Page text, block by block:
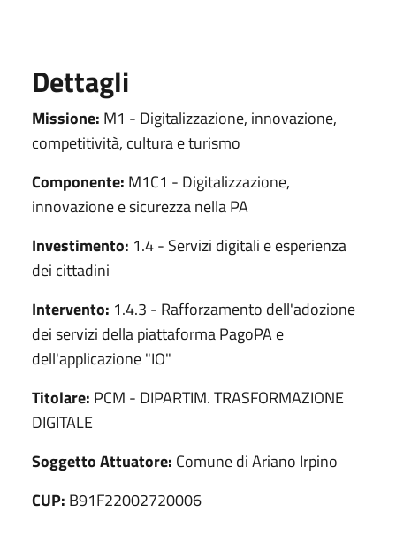
Dettagli
Missione: M1 - Digitalizzazione, innovazione,
competitività, cultura e turismo
Componente: M1C1 - Digitalizzazione,
innovazione e sicurezza nella PA
Investimento: 1.4 - Servizi digitali e esperienza
dei cittadini
Intervento: 1.4.3 - Rafforzamento dell'adozione
dei servizi della piattaforma PagoPA e
dell'applicazione "IO"
Titolare: PCM - DIPARTIM. TRASFORMAZIONE
DIGITALE
Soggetto Attuatore: Comune di Ariano Irpino
CUP: B91F22002720006